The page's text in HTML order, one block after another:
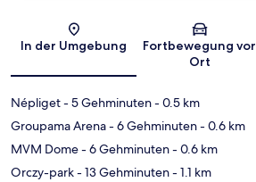
Karte
In der Umgebung
Fortbewegung vor
Ort
Népliget- 5 Gehminuten- 0.5 km
Groupama Arena- 6 Gehminuten- 0.6 km
MVM Dome- 6 Gehminuten- 0.6 km
Orczy-park- 13 Gehminuten- 1.1 km